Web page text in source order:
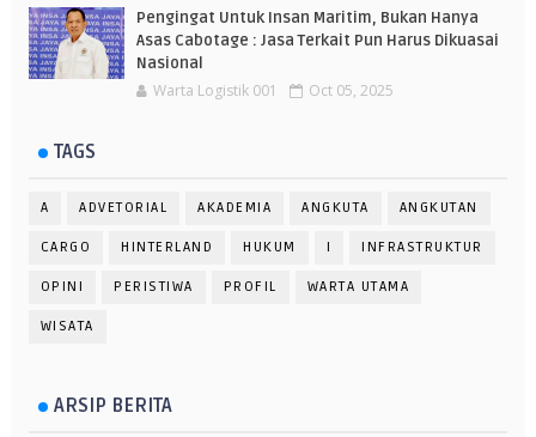
Pengingat Untuk Insan Maritim, Bukan Hanya
Asas Cabotage : Jasa Terkait Pun Harus Dikuasai
Nasional
Warta Logistik 001 Oct 05, 2025
TAGS
A ADVETORIAL AKADEMIA ANGKUTA ANGKUTAN
CARGO HINTERLAND HUKUM I INFRASTRUKTUR
OPINI PERISTIWA PROFIL WARTA UTAMA
WISATA
ARSIP BERITA